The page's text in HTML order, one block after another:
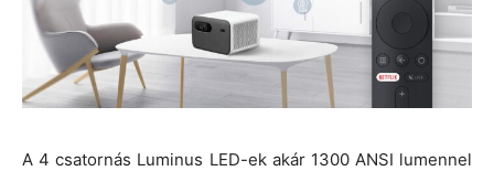
A 4 csatornás Luminus LED-ek akár 1300 ANSI lumennel